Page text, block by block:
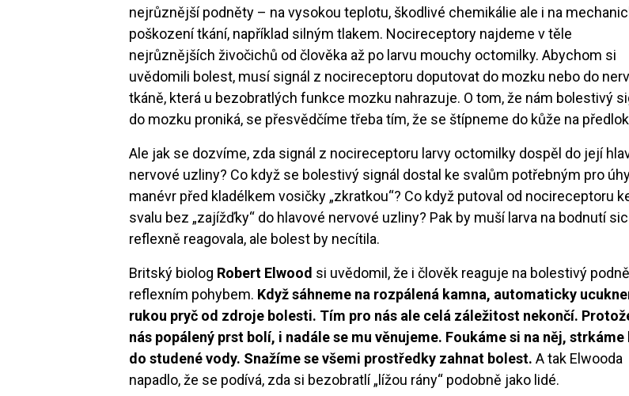
nejrůznější podněty – na vysokou teplotu, škodlivé chemikálie ale i na
poškození tkání, například silným tlakem. Nocireceptory najdeme v těle
nejrůznějších živočichů od člověka až po larvu mouchy octomilky. Abychom si
uvědomili bolest, musí signál z nocireceptoru doputovat do mozku nebo do
tkáně, která u bezobratlých funkce mozku nahrazuje. O tom, že nám bolestivý
do mozku proniká, se přesvědčíme třeba tím, že se štípneme do kůže na
Ale jak se dozvíme, zda signál z nocireceptoru larvy octomilky dospěl do její
nervové uzliny? Co když se bolestivý signál dostal ke svalům potřebným pro
manévr před kladélkem vosičky „zkratkou“? Co když putoval od nocireceptoru
svalu bez „zajížďky“ do hlavové nervové uzliny? Pak by muší larva na bodnutí
reflexně reagovala, ale bolest by necítila.
Britský biolog Robert Elwood si uvědomil, že i člověk reaguje na bolestivý
reflexním pohybem. Když sáhneme na rozpálená kamna, automaticky
rukou pryč od zdroje bolesti. Tím pro nás ale celá záležitost nekončí.
nás popálený prst bolí, i nadále se mu věnujeme. Foukáme si na něj, strkáme
do studené vody. Snažíme se všemi prostředky zahnat bolest. A tak Elwooda
napadlo, že se podívá, zda si bezobratlí „lížou rány“ podobně jako lidé.